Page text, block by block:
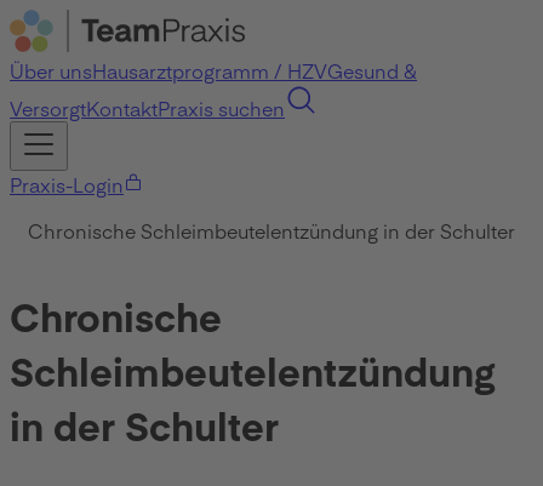
Über unsHausarztprogramm / HZVGesund &
VersorgtKontaktPraxis suchen
Praxis-Login
Chronische Schleimbeutelentzündung in der Schulter
Chronische
Schleimbeutelentzündung
in der Schulter